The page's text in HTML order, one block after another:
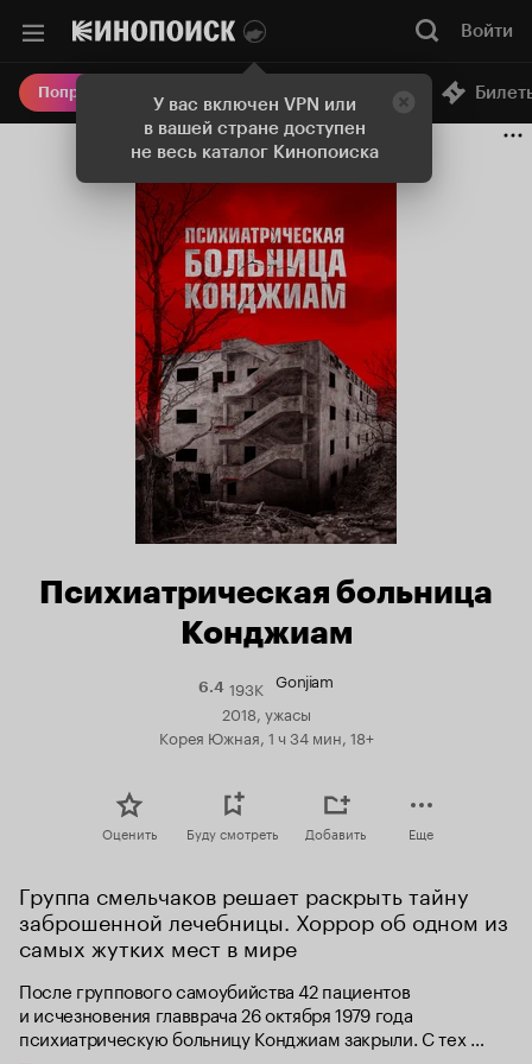
У вас включен VPN или
в вашей стране доступен
не весь каталог Кинопоиска
Войти
Попробовать Плюс Онлайн-кинотеатр
Психиатрическая больница
Конджиам
6.4Рейтинг
Кинопоиска
193K Gonjiam
2018, ужасы
Корея Южная, 1 ч 34 мин, 18+
Оценить Буду смотреть Добавить Еще
Группа смельчаков решает раскрыть тайну
заброшенной лечебницы. Хоррор об одном из
самых жутких мест в мире
После группового самоубийства 42 пациентов
и исчезновения главврача 26 октября 1979 года
психиатрическую больницу Конджиам закрыли. С тех